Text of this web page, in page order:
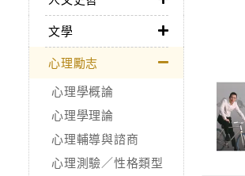
文學
心理勵志
心理學概論
心理學理論
心理輔導與諮商
心理測驗／性格類型